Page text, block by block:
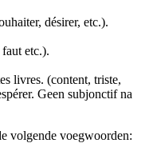
désirer, etc.).
etc.).
livres. (content, triste,
Geen subjonctif na
volgende voegwoorden: